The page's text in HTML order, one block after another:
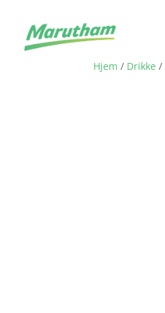
Hjem / Drikke /